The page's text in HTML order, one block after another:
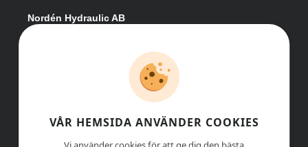
Nordén Hydraulic AB
info@nordenhydraulic.se
Org-nr: 556531-8424
VÅR HEMSIDA ANVÄNDER COOKIES